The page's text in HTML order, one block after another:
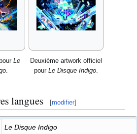
Le
.
Deuxième artwork officiel
pour Le Disque Indigo.
langues [modifier]
Le Disque Indigo